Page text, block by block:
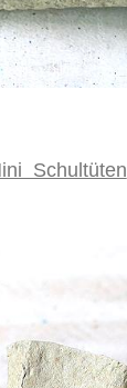
Schultüten